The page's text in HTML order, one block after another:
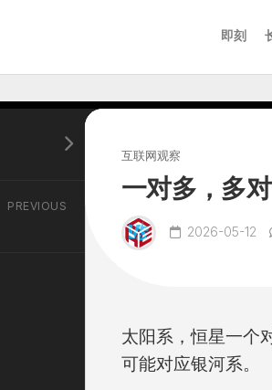
即刻
互联网观察
一对多，多
2026-05-12
太阳系，恒星一个
可能对应银河系。
PREVIOUS